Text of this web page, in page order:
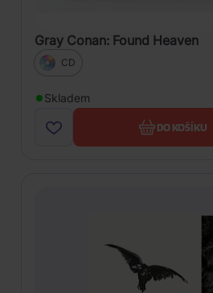
Gray Conan: Found Heaven
CD
Skladem
DO KOŠÍKU